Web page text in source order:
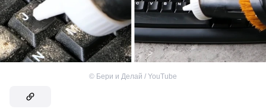
© Бери и Делай / YouTube